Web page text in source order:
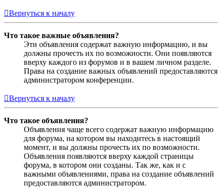
Вернуться к началу
Что такое важные объявления?
Эти объявления содержат важную информацию, и вы
должны прочесть их по возможности. Они появляются
вверху каждого из форумов и в вашем личном разделе.
Права на создание важных объявлений предоставляются
администратором конференции.
Вернуться к началу
Что такое объявления?
Объявления чаще всего содержат важную информацию
для форума, на котором вы находитесь в настоящий
момент, и вы должны прочесть их по возможности.
Объявления появляются вверху каждой страницы
форума, в котором они созданы. Так же, как и с
важными объявлениями, права на создание объявлений
предоставляются администратором.